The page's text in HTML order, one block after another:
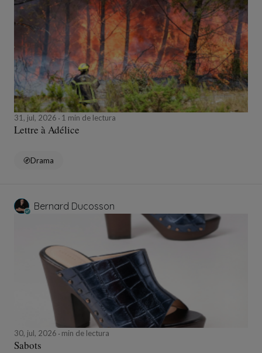
31, jul, 2026 1 min de lectura
Lettre à Adélice
Drama
Bernard Ducosson
30, jul, 2026 min de lectura
Sabots